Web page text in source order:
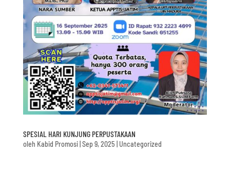
SPESIAL HARI KUNJUNG PERPUSTAKAAN
oleh Kabid Promosi| Sep 9, 2025 Uncategorized